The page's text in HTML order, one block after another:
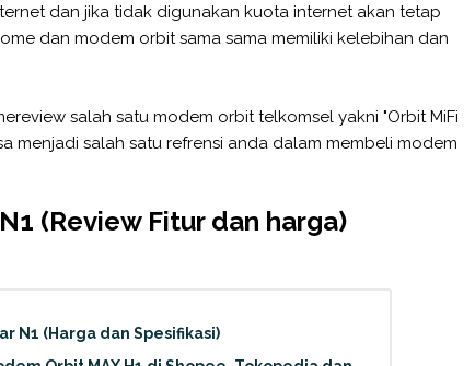
dan jika tidak digunakan kuota internet akan tetap
dan modem orbit sama sama memiliki kelebihan dan
salah satu modem orbit telkomsel yakni "Orbit MiFi
menjadi salah satu refrensi anda dalam membeli modem
(Review Fitur dan harga)
N1 (Harga dan Spesifikasi)